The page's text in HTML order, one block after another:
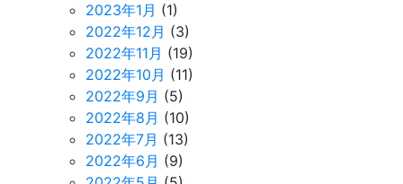
2023年1月 (1)
2022年12月 (3)
2022年11月 (19)
2022年10月 (11)
2022年9月 (5)
2022年8月 (10)
2022年7月 (13)
2022年6月 (9)